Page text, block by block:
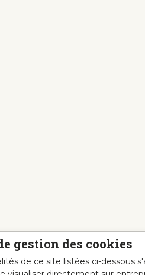
gestion des cookies
de ce site listées ci-dessous